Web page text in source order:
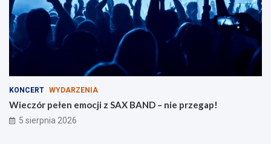
KONCERT WYDARZENIA
Wieczór pełen emocji z SAX BAND – nie przegap!
5 sierpnia 2026